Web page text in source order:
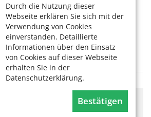
Durch die Nutzung dieser
Webseite erklären Sie sich mit der
Verwendung von Cookies
einverstanden. Detaillierte
Informationen über den Einsatz
von Cookies auf dieser Webseite
erhalten Sie in der
Datenschutzerklärung.
Bestätigen
Altstadt-Süd (Vringsveedel):
mit Einkehr
09.30 Uhr
Vringsveedel (Altstadt-
stehen, mit der wir uns
Cookie-Meldung.